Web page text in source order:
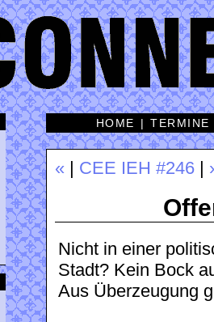
HOME |TERMINE
« CEE IEH #246
Nicht in einer
Stadt? Kein Bock
Aus Überzeugung